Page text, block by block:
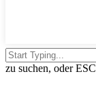
zu suchen, oder